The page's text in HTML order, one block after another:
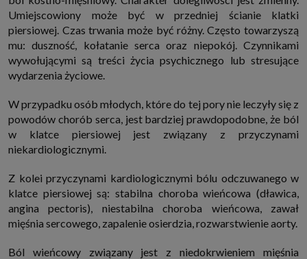
Umiejscowiony może być w przedniej ścianie klatki
piersiowej. Czas trwania może być różny. Często towarzyszą
mu: duszność, kołatanie serca oraz niepokój. Czynnikami
wywołującymi są treści życia psychicznego lub stresujące
wydarzenia życiowe.
W przypadku osób młodych, które do tej pory nie leczyły się z
powodów chorób serca, jest bardziej prawdopodobne, że ból
w klatce piersiowej jest związany z przyczynami
niekardiologicznymi.
Z kolei przyczynami kardiologicznymi bólu odczuwanego w
klatce piersiowej są: stabilna choroba wieńcowa (dławica,
angina pectoris), niestabilna choroba wieńcowa, zawał
mięśnia sercowego, zapalenie osierdzia, rozwarstwienie aorty.
Ból wieńcowy związany jest z niedokrwieniem mięśnia